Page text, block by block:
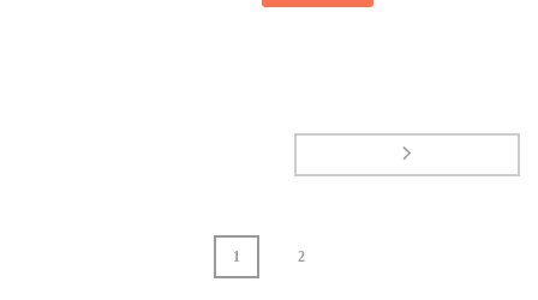
1 2